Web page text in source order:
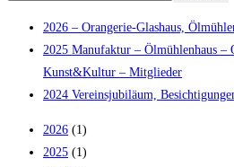
2026 – Orangerie-Glashaus,
2025 Manufaktur – Ölmühlenhaus –
Kunst&Kultur – Mitglieder
2024 Vereinsjubiläum,
2026 (1)
2025 (1)